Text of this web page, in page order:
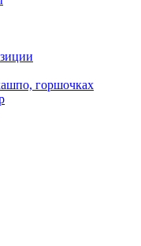
горшочках